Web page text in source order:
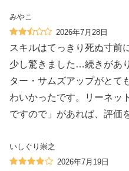
みやこ
2026年7月28日
スキルはてっきり死ぬ寸前
少し驚きました…続きがあ
ター・サムズアップがとて
わいかったです。リーネッ
ですので」があれば、評価
いしぐり崇之
2026年7月19日